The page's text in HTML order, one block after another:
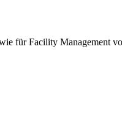
für Facility Management